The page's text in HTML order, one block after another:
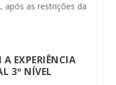
após as restrições da
EXPERIÊNCIA
3º NÍVEL